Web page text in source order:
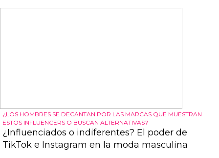
¿LOS HOMBRES SE DECANTAN POR LAS MARCAS QUE MUESTRAN
ESTOS INFLUENCERS O BUSCAN ALTERNATIVAS?
¿Influenciados o indiferentes? El poder de
TikTok e Instagram en la moda masculina